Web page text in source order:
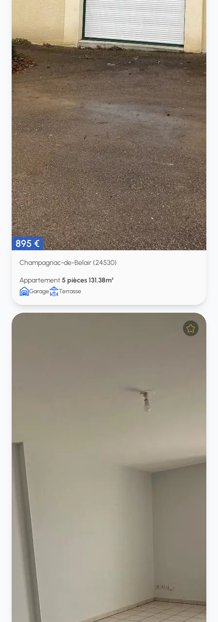
895 €
Champagnac-de-Belair (24530)
Appartement5 pièces 131.38m²
Garage Terrasse